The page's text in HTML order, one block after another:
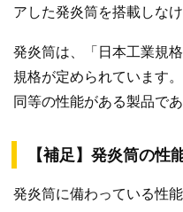
アした発炎筒を搭載しな
発炎筒は、「日本工業規
規格が定められています
同等の性能がある製品で
【補足】発炎筒の性
発炎筒に備わっている性